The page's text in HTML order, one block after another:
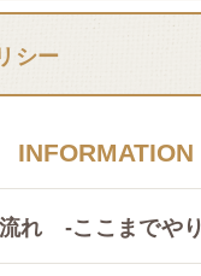
シー
INFORMATION
れ -ここまでや